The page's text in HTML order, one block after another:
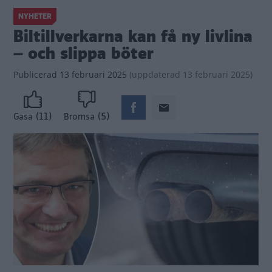
NYHETER
Biltillverkarna kan få ny livlina
– och slippa böter
Publicerad 13 februari 2025 (uppdaterad 13 februari 2025)
Gasa (11) Bromsa (5)